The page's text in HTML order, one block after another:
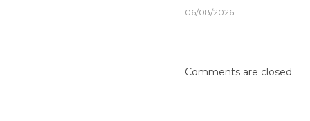
06/08/2026
Comments are closed.